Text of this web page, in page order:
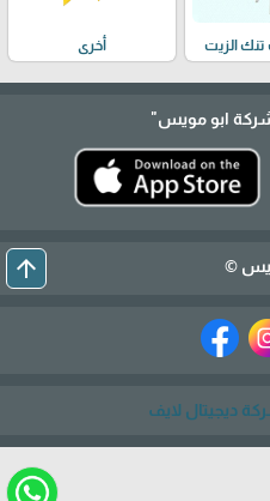
الزيت أخرى
ابو مويس"
©
arrow_upward
ديجيتال لايف